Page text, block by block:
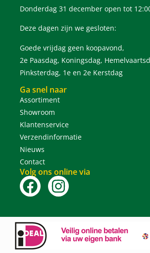
Donderdag 31 december open tot
Deze dagen zijn we gesloten:
Goede vrijdag geen koopavond,
2e Paasdag, Koningsdag,
Pinksterdag, 1e en 2e Kerstdag
Ga snel naar
Assortiment
Showroom
Klantenservice
Verzendinformatie
Nieuws
Contact
Volg ons online via